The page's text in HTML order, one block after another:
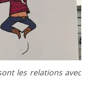
les relations avec